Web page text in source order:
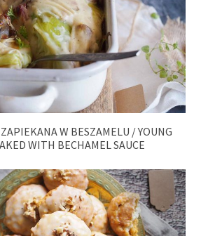
W BESZAMELU / YOUNG
WITH BECHAMEL SAUCE